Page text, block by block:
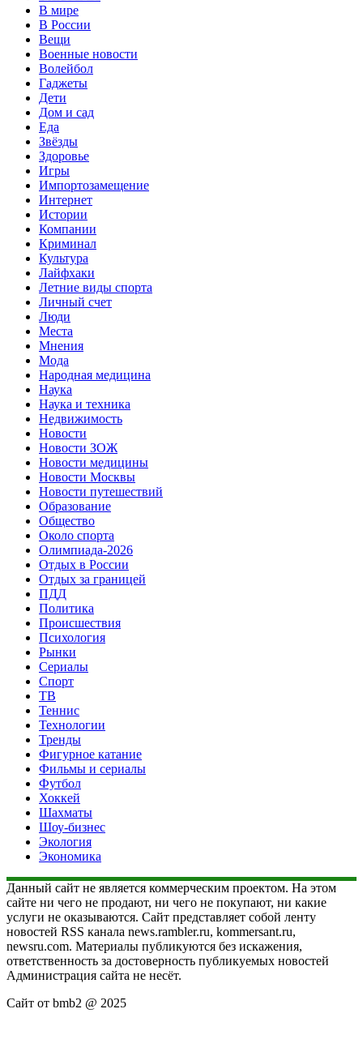
В мире
В России
Вещи
Военные новости
Волейбол
Гаджеты
Дети
Дом и сад
Еда
Звёзды
Здоровье
Игры
Импортозамещение
Интернет
Истории
Компании
Криминал
Культура
Лайфхаки
Летние виды спорта
Личный счет
Люди
Места
Мнения
Мода
Народная медицина
Наука
Наука и техника
Недвижимость
Новости
Новости ЗОЖ
Новости медицины
Новости Москвы
Новости путешествий
Образование
Общество
Около спорта
Олимпиада-2026
Отдых в России
Отдых за границей
ПДД
Политика
Происшествия
Психология
Рынки
Сериалы
Спорт
ТВ
Теннис
Технологии
Тренды
Фигурное катание
Фильмы и сериалы
Футбол
Хоккей
Шахматы
Шоу-бизнес
Экология
Экономика
Данный сайт не является коммерческим проектом. На этом
сайте ни чего не продают, ни чего не покупают, ни какие
услуги не оказываются. Сайт представляет собой ленту
новостей RSS канала news.rambler.ru, kommersant.ru,
newsru.com. Материалы публикуются без искажения,
ответственность за достоверность публикуемых новостей
Администрация сайта не несёт.
Сайт от bmb2 @ 2025